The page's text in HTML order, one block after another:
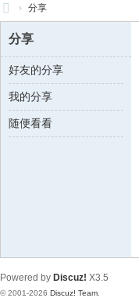
弧
线
球
追
› 分享
分享
好友的分享
我的分享
随便看看
Powered by Discuz! X3.5
© 2001-2026 Discuz! Team